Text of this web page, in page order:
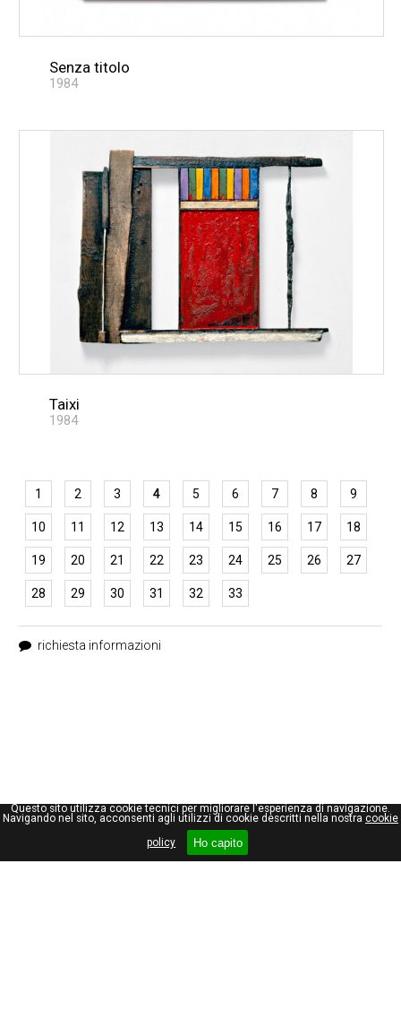
Questo sito utilizza cookie tecnici per migliorare l'esperienza di navigazione.
Navigando nel sito, acconsenti agli utilizzi di cookie descritti nella nostra cookie
policy
Ho capito
Senza titolo
1984
Taixi
1984
1 2 3 4 5 6 7 8 9
10 11 12 13 14 15 16 17 18
19 20 21 22 23 24 25 26 27
28 29 30 31 32 33
richiesta informazioni